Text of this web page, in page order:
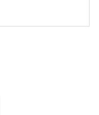
Twitter)
par email